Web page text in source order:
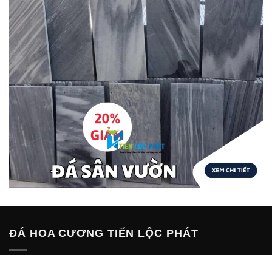
ĐÁ HOA CƯƠNG TIẾN LỘC PHÁT